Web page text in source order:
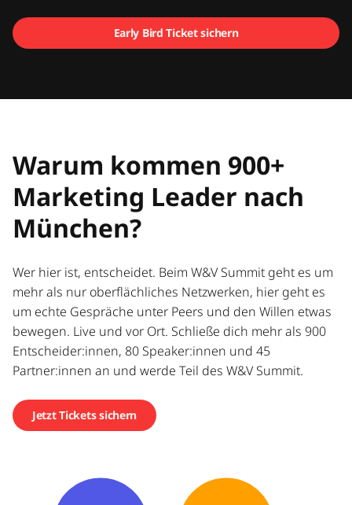
Early Bird Ticket sichern
Warum kommen 900+
Marketing Leader nach
München?
Wer hier ist, entscheidet. Beim W&V Summit geht es um
mehr als nur oberflächliches Netzwerken, hier geht es
um echte Gespräche unter Peers und den Willen etwas
bewegen. Live und vor Ort. Schließe dich mehr als 900
Entscheider:innen, 80 Speaker:innen und 45
Partner:innen an und werde Teil des W&V Summit.
Jetzt Tickets sichern